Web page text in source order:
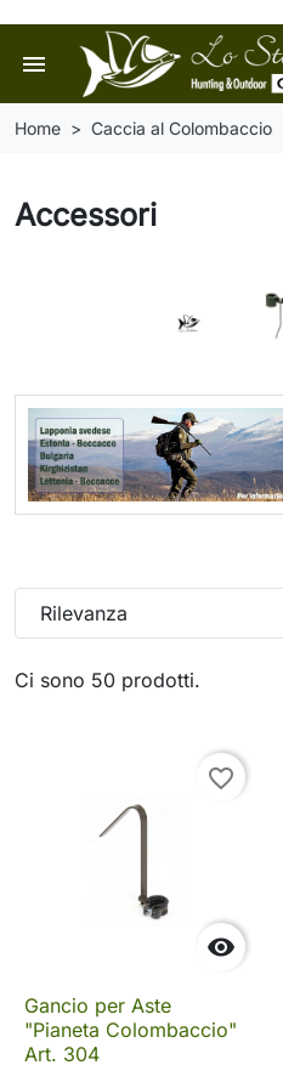
menu
Home Caccia al Colombaccio
Accessori
Ci sono 50 prodotti.
Rilevanza

favorite_border
Gancio per Aste
"Pianeta Colombaccio"
Art. 304